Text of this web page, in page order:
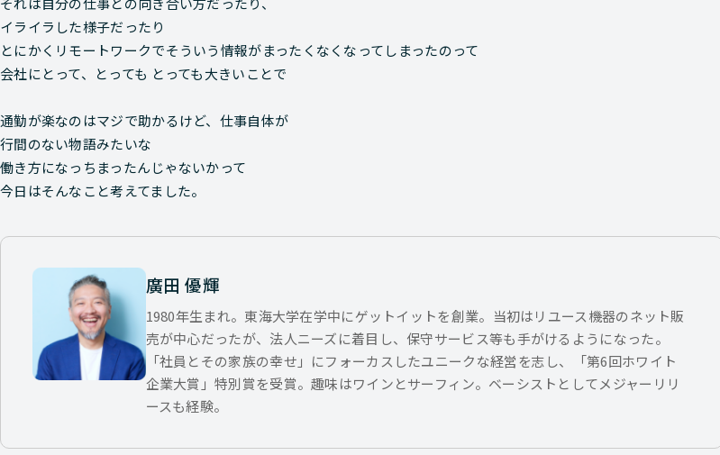
イライラした様子だったり
とにかくリモートワークでそういう情報がまったくなくなってしまったのって
会社にとって、とっても とっても大きいことで
通勤が楽なのはマジで助かるけど、仕事自体が
行間のない物語みたいな
働き方になっちまったんじゃないかって
今日はそんなこと考えてました。
廣田 優輝
1980年生まれ。東海大学在学中にゲットイットを創業。当初はリユース機器のネット販
売が中心だったが、法人ニーズに着目し、保守サービス等も手がけるようになった。
「社員とその家族の幸せ」にフォーカスしたユニークな経営を志し、「第6回ホワイト
企業大賞」特別賞を受賞。趣味はワインとサーフィン。ベーシストとしてメジャーリリ
ースも経験。